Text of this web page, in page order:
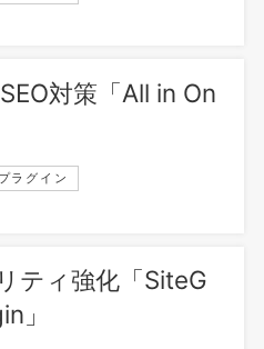
対策「All in On
ラグイン
ティ強化「SiteG
」